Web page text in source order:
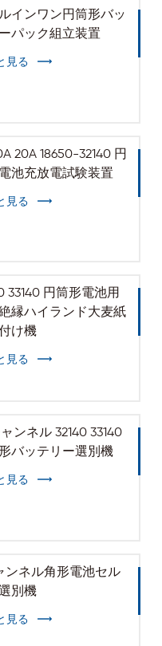
インワン円筒形バッ
パック組立装置
見る
20A 18650-32140 円
池充放電試験装置
見る
33140 円筒形電池用
縁ハイランド大麦紙
け機
見る
ンネル 32140 33140
バッテリー選別機
見る
ンネル角形電池セル
別機
見る